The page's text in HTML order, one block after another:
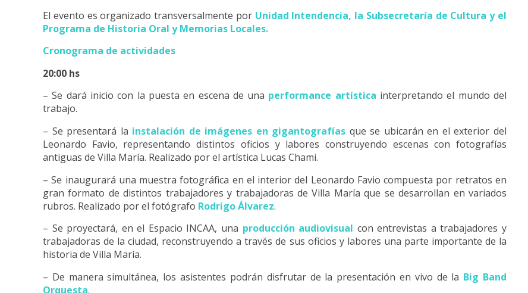
El evento es organizado transversalmente por Unidad Intendencia, la Subsecretaría de Cultura y el
Programa de Historia Oral y Memorias Locales.
Cronograma de actividades
20:00 hs
– Se dará inicio con la puesta en escena de una performance artística interpretando el mundo del
trabajo.
– Se presentará la instalación de imágenes en gigantografías que se ubicarán en el exterior del
Leonardo Favio, representando distintos oficios y labores construyendo escenas con fotografías
antiguas de Villa María. Realizado por el artística Lucas Chami.
– Se inaugurará una muestra fotográfica en el interior del Leonardo Favio compuesta por retratos en
gran formato de distintos trabajadores y trabajadoras de Villa María que se desarrollan en variados
rubros. Realizado por el fotógrafo Rodrigo Álvarez.
– Se proyectará, en el Espacio INCAA, una producción audiovisual con entrevistas a trabajadores y
trabajadoras de la ciudad, reconstruyendo a través de sus oficios y labores una parte importante de la
historia de Villa María.
– De manera simultánea, los asistentes podrán disfrutar de la presentación en vivo de la Big Band
Orquesta.